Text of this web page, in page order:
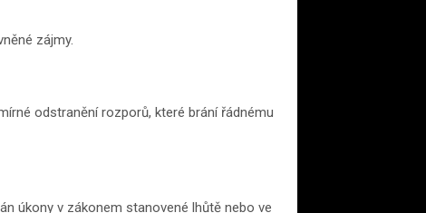
zájmy.
odstranění rozporů, které brání řádnému
úkony v zákonem stanovené lhůtě nebo ve